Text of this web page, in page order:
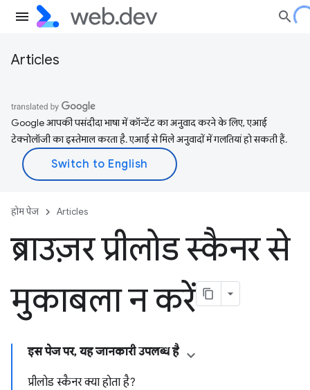
Articles
Google आपकी पसंदीदा भाषा में कॉन्टेंट का अनुवाद करने के लिए, एआई
टेक्नोलॉजी का इस्तेमाल करता है. एआई से मिले अनुवादों में गलतियां हो सकती हैं.
होम पेज Articles
ब्राउज़र प्रीलोड स्कैनर से
मुकाबला न करें
इस पेज पर, यह जानकारी उपलब्ध है
प्रीलोड स्कैनर क्या होता है?